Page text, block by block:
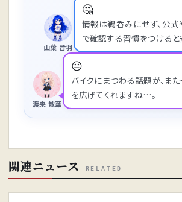
🤔
情報は鵜呑みにせず、公式
で確認する習慣をつけると
山葉 音羽
渡来 散華
😐
バイクにまつわる話題が、ま
を広げてくれますね…。
関連ニュース RELATED